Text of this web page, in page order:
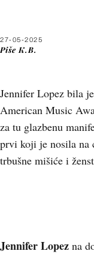
27-05-2025
Piše K.B.
Jennifer Lopez bila
American Music
za tu glazbenu
prvi koji je nosila na
trbušne mišiće i
Jennifer Lopez na